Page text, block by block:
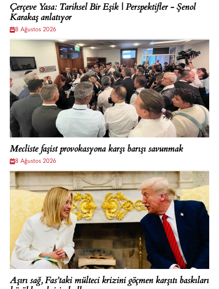
Çerçeve Yasa: Tarihsel Bir Eşik | Perspektifler - Şenol
Karakaş anlatıyor
8 Ağustos 2026
Mecliste faşist provokasyona karşı barışı savunmak
8 Ağustos 2026
Aşırı sağ, Fas’taki mülteci krizini göçmen karşıtı baskıları